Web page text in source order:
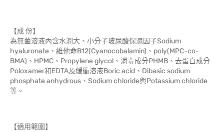
【成 份】
為無菌溶液內含水潤大、小分子玻尿酸保濕因子Sodium
hyaluronate、維他命B12(Cyanocobalamin)、poly(MPC-co-
BMA)、HPMC、Propylene glycol、消毒成分PHMB、去蛋白成分
Poloxamer和EDTA及緩衝溶液Boric acid、Dibasic sodium
phosphate anhydrous、Sodium chloride與Potassium chloride
等。
【適用範圍】